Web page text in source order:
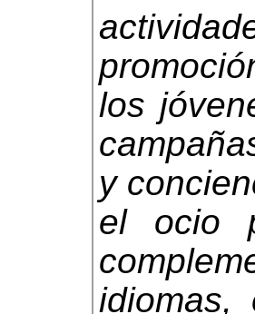
los
y
el ocio
idiomas,